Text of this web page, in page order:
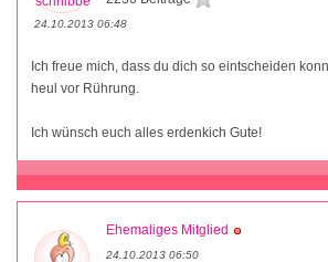
24.10.2013 06:48
Ich freue mich, dass du dich so eintscheiden
heul vor Rührung.
Ich wünsch euch alles erdenkich Gute!
Ehemaliges Mitglied
24.10.2013 06:50